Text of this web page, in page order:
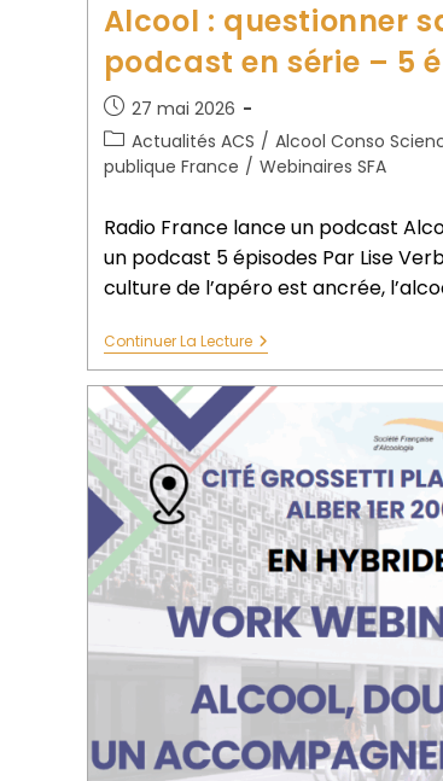
Alcool : questionner
podcast en série – 5
27 mai 2026
Actualités ACS / Alcool Conso
publique France / Webinaires SFA
Radio France lance un podcast
un podcast 5 épisodes Par Lise
culture de l’apéro est ancrée,
Continuer La Lecture